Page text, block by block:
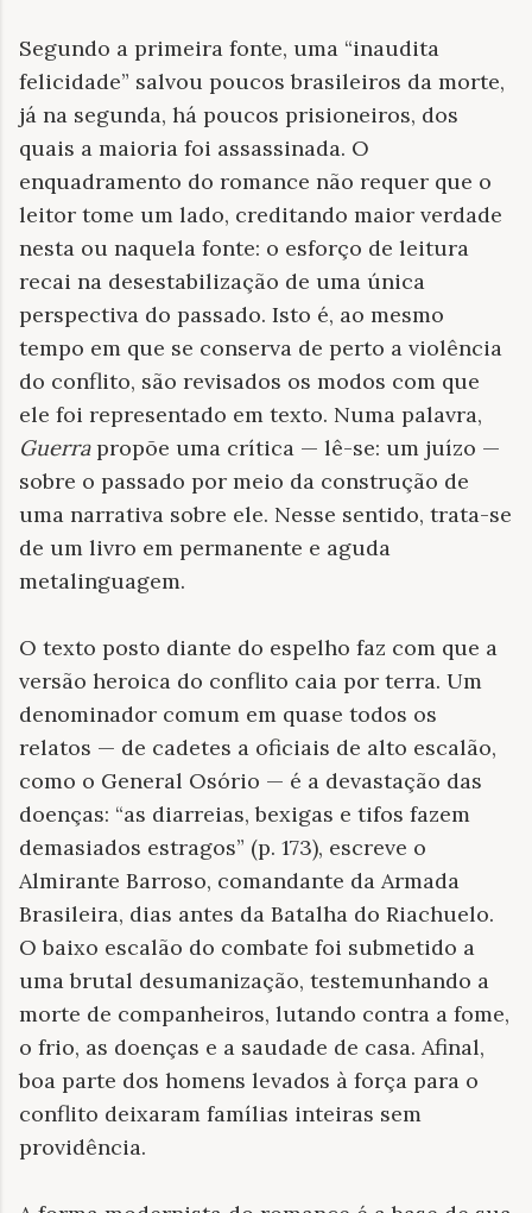
Segundo a primeira fonte, uma “inaudita
felicidade” salvou poucos brasileiros da morte,
já na segunda, há poucos prisioneiros, dos
quais a maioria foi assassinada. O
enquadramento do romance não requer que o
leitor tome um lado, creditando maior verdade
nesta ou naquela fonte: o esforço de leitura
recai na desestabilização de uma única
perspectiva do passado. Isto é, ao mesmo
tempo em que se conserva de perto a violência
do conflito, são revisados os modos com que
ele foi representado em texto. Numa palavra,
Guerrapropõe uma crítica — lê-se: um juízo —
sobre o passado por meio da construção de
uma narrativa sobre ele. Nesse sentido, trata-se
de um livro em permanente e aguda
metalinguagem.
O texto posto diante do espelho faz com que a
versão heroica do conflito caia por terra. Um
denominador comum em quase todos os
relatos — de cadetes a oficiais de alto escalão,
como o General Osório — é a devastação das
doenças: “as diarreias, bexigas e tifos fazem
demasiados estragos” (p. 173), escreve o
Almirante Barroso, comandante da Armada
Brasileira, dias antes da Batalha do Riachuelo.
O baixo escalão do combate foi submetido a
uma brutal desumanização, testemunhando a
morte de companheiros, lutando contra a fome,
o frio, as doenças e a saudade de casa. Afinal,
boa parte dos homens levados à força para o
conflito deixaram famílias inteiras sem
providência.